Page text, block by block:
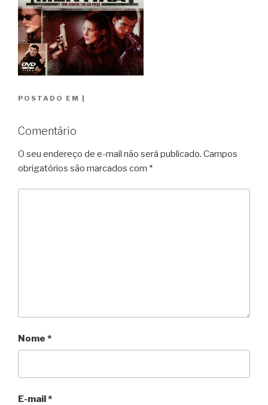
POSTADO EM
Comentário
O seu endereço de e-mail não será publicado. Campos
obrigatórios são marcados com *
Nome *
E-mail*